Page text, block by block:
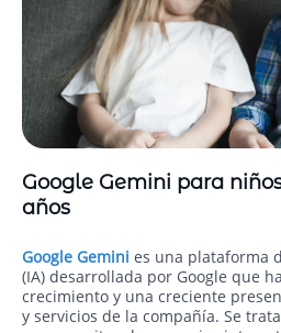
Google Gemini para
años
Google Gemini es una plataforma
(IA) desarrollada por Google que
crecimiento y una creciente
y servicios de la compañía. Se